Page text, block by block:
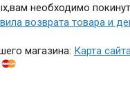
необходимо
возврата товара и
магазина: Карта сайта